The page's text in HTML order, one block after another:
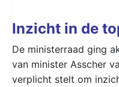
Inzicht in de
De ministerraad ging
van minister Asscher
verplicht stelt om